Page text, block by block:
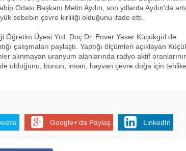
Odası Başkanı Metin Aydın, son yıllarda Aydın'da
sebebin çevre kirliliği olduğunu ifade etti.
Öğretim Üyesi Yrd. Doç.Dr. Enver Yaser Küçükgül de
çalışmaları paylaştı. Yaptığı ölçümleri açıklayan
alınmayan uranyum alanlarında radyo aktif
olduğunu, bunun, insan, hayvan çevre doğa için
Google+'da Paylaş LinkedIn